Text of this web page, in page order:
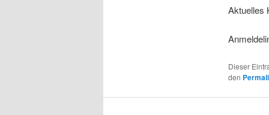
Aktuelles
Dieser
den